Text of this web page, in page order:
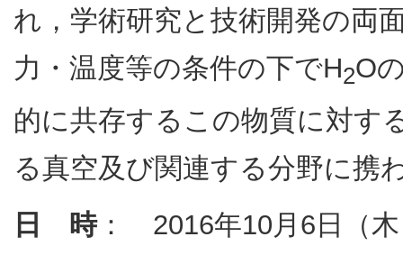
れ，学術研究と技術開発の両
力・温度等の条件の下でH2O
的に共存するこの物質に対す
る真空及び関連する分野に携
日 時： 2016年10月6日（